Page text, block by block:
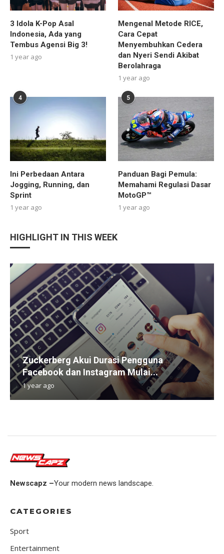
3 Idola K-Pop Asal
Indonesia, Ada yang
Tembus Agensi Big 3!
1 year ago
Mengenal Metode RICE,
Cara Cepat
Menyembuhkan Cedera
dan Nyeri Sendi Akibat
Berolahraga
1 year ago
4
Ini Perbedaan Antara
Jogging, Running, dan
Sprint
1 year ago
5
Panduan Bagi Pemula:
Memahami Regulasi Dasar
MotoGP™
1 year ago
HIGHLIGHT IN THIS WEEK
Zuckerberg Akui Durasi Pengguna
Facebook dan Instagram Mulai...
1 year ago
Newscapz –Your modern news landscape.
CATEGORIES
Sport
Entertainment